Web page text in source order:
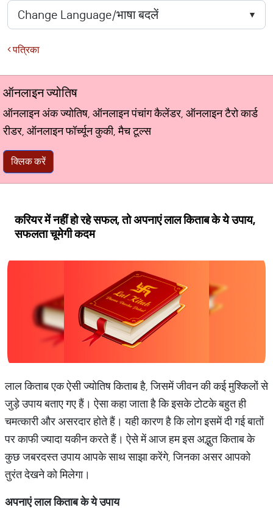
पत्रिका
ऑनलाइन ज्योतिष
ऑनलाइन अंक ज्योतिष, ऑनलाइन पंचांग कैलेंडर, ऑनलाइन टैरो कार्ड
रीडर, ऑनलाइन फॉर्च्यून कुकी, मैच टूल्स
क्लिक करें
करियर में नहीं हो रहे सफल, तो अपनाएं लाल किताब के ये उपाय,
सफलता चूमेगी कदम
लाल किताब एक ऐसी ज्योतिष किताब है, जिसमें जीवन की कई मुश्किलों से
जुड़े उपाय बताए गए हैं। ऐसा कहा जाता है कि इसके टोटके बहुत ही
चमत्कारी और असरदार होते हैं। यही कारण है कि लोग इसमें दी गई बातों
पर काफी ज्यादा यकीन करते हैं। ऐसे में आज हम इस अद्भुत किताब के
कुछ जबरदस्त उपाय आपके साथ साझा करेंगे, जिनका असर आपको
तुरंत देखने को मिलेगा।
अपनाएं लाल किताब के ये उपाय